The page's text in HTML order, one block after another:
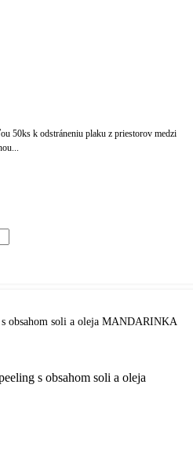
50ks k odstráneniu plaku z priestorov medzi
obsahom soli a oleja MANDARINKA